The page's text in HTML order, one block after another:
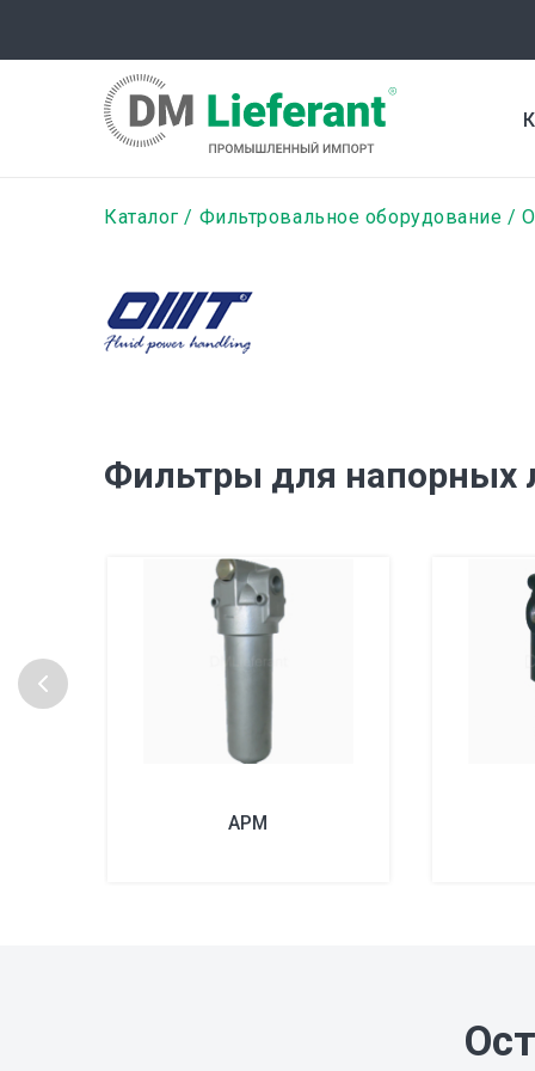
содержанию
Строка
Каталог Фильтровальное оборудование
Фильтры для напорных
APM